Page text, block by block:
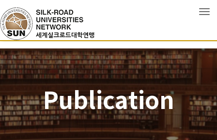
Publication